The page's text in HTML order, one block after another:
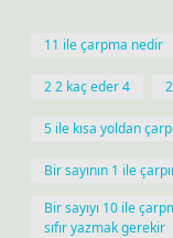
11 ile çarpma nedir
2 2 kaç eder 4
5 ile kısa yoldan
Bir sayının 1 ile
Bir sayıyı 10 ile
sıfır yazmak gerekir